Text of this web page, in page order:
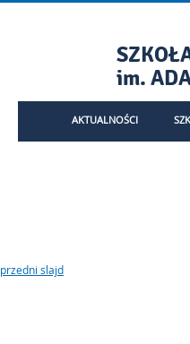
im.
- Brak
Menu główne
AKTUALNOŚCI